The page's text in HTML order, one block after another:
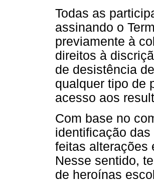
Todas as
assinando o
previamente à
direitos à
de desistência
qualquer tipo de
acesso aos
Com base no
identificação
feitas alterações
Nesse sentido,
de heroínas